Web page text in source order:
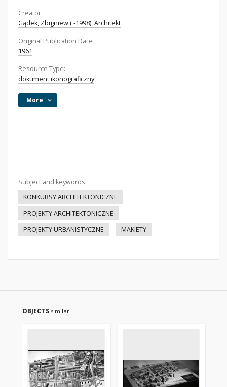
Creator:
Gądek, Zbigniew ( -1998). Architekt
Original Publication Date:
1961
Resource Type:
dokument ikonograficzny
More
Subject and keywords:
KONKURSY ARCHITEKTONICZNE
PROJEKTY ARCHITEKTONICZNE
PROJEKTY URBANISTYCZNE
MAKIETY
OBJECTS similar